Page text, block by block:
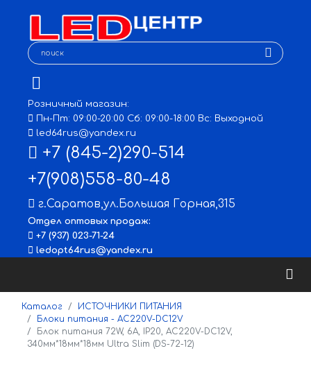
Розничный магазин:
Пн-Пт: 09:00-20:00 Сб: 09:00-18:00 Вс: Выходной
led64rus@yandex.ru
+7 (845-2)290-514
+7(908)558-80-48
г.Саратов,ул.Большая Горная,315
Отдел оптовых продаж:
+7 (937) 023-71-24
ledopt64rus@yandex.ru
Каталог
ИСТОЧНИКИ ПИТАНИЯ
Блоки питания - AC220V-DC12V
Блок питания 72W, 6A, IP20, AC220V-DC12V,
340мм*18мм*18мм Ultra Slim (DS-72-12)